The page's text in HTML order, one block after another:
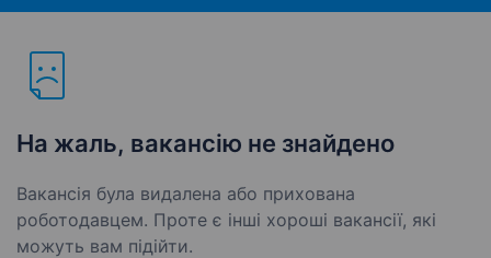
На жаль, вакансію не знайдено
Вакансія була видалена або прихована
роботодавцем. Проте є інші хороші вакансії, які
можуть вам підійти.